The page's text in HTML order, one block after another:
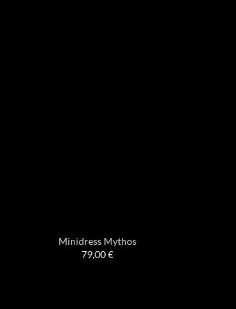
Minidress Mythos
79,00€